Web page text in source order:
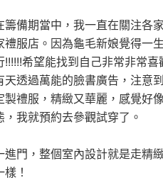
籌備期當中，我一直在關注各
禮服店。因為龜毛新娘覺得一
!!!!!!希望能找到自己非常非常
天透過萬能的臉書廣告，注意
製禮服，精緻又華麗，感覺好
，我就預約去參觀試穿了。
進門，整個室內設計就是走精
樣！